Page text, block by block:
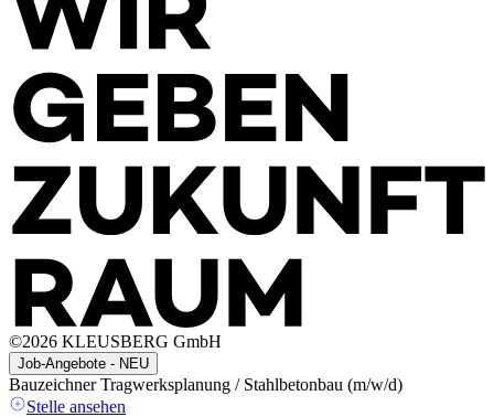
©2026 KLEUSBERG GmbH
Job-Angebote - NEU
Bauzeichner Tragwerksplanung / Stahlbetonbau (m/w/d)
Stelle ansehen